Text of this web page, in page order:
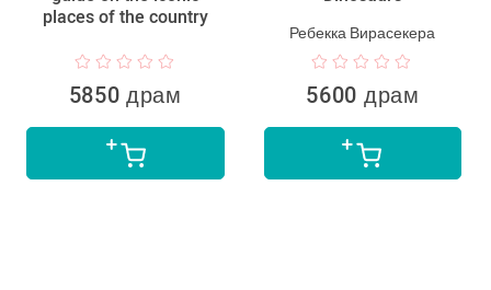
places of the country
5850 драм
Ребекка Вирасекера
5600 драм